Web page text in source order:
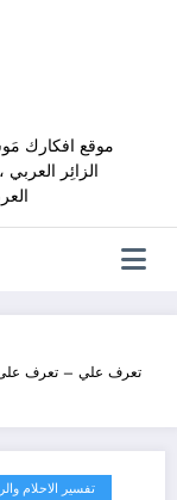
موقع افكارك
الزائِر
تعرف علي – تعرف
تفسير الاحلام